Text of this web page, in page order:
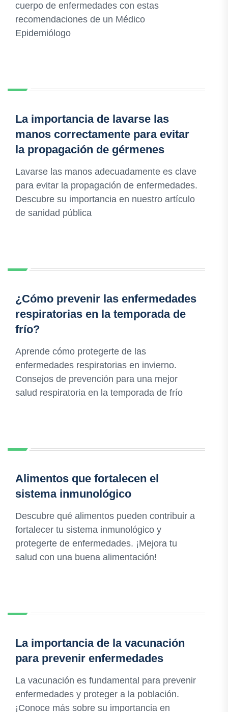
cuerpo de enfermedades con estas
recomendaciones de un Médico
Epidemiólogo
La importancia de lavarse las
manos correctamente para evitar
la propagación de gérmenes
Lavarse las manos adecuadamente es clave
para evitar la propagación de enfermedades.
Descubre su importancia en nuestro artículo
de sanidad pública
¿Cómo prevenir las enfermedades
respiratorias en la temporada de
frío?
Aprende cómo protegerte de las
enfermedades respiratorias en invierno.
Consejos de prevención para una mejor
salud respiratoria en la temporada de frío
Alimentos que fortalecen el
sistema inmunológico
Descubre qué alimentos pueden contribuir a
fortalecer tu sistema inmunológico y
protegerte de enfermedades. ¡Mejora tu
salud con una buena alimentación!
La importancia de la vacunación
para prevenir enfermedades
La vacunación es fundamental para prevenir
enfermedades y proteger a la población.
¡Conoce más sobre su importancia en